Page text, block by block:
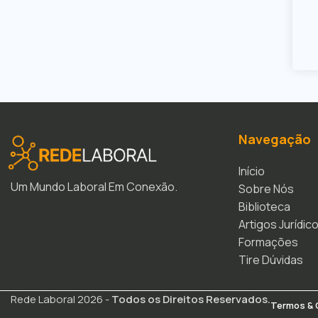
Um Mundo Laboral Em Conexão.
Navegação
Início
Sobre Nós
Biblioteca
Artigos
Formações
Tire Dúvidas
Rede Laboral 2026 -Todos os Direitos Reservados.Termos &